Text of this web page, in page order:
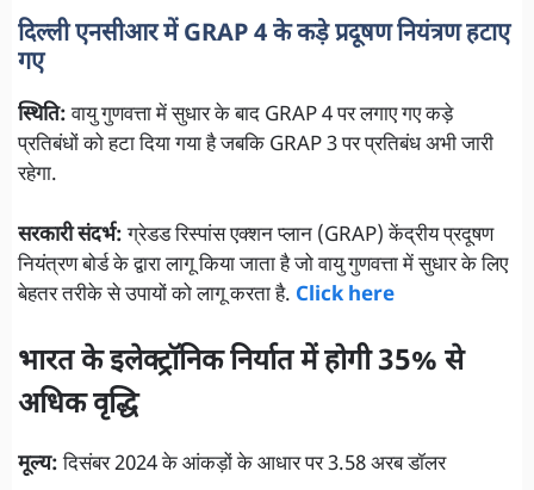
दिल्ली एनसीआर में GRAP 4 के कड़े प्रदूषण नियंत्रण हटाए
गए
स्थिति:वायु गुणवत्ता में सुधार के बाद GRAP 4 पर लगाए गए कड़े
प्रतिबंधों को हटा दिया गया है जबकि GRAP 3 पर प्रतिबंध अभी जारी
रहेगा.
सरकारी संदर्भ:ग्रेडड रिस्पांस एक्शन प्लान (GRAP) केंद्रीय प्रदूषण
नियंत्रण बोर्ड के द्वारा लागू किया जाता है जो वायु गुणवत्ता में सुधार के लिए
बेहतर तरीके से उपायों को लागू करता है. Click here
भारत के इलेक्ट्रॉनिक निर्यात में होगी 35% से
अधिक वृद्धि
मूल्य:दिसंबर 2024 के आंकड़ों के आधार पर 3.58 अरब डॉलर